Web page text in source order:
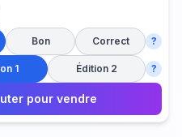
Bon Correct ?
1 Édition 2 ?
pour vendre